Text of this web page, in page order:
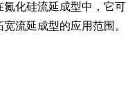
化硅流延成型中，它可
流延成型的应用范围。